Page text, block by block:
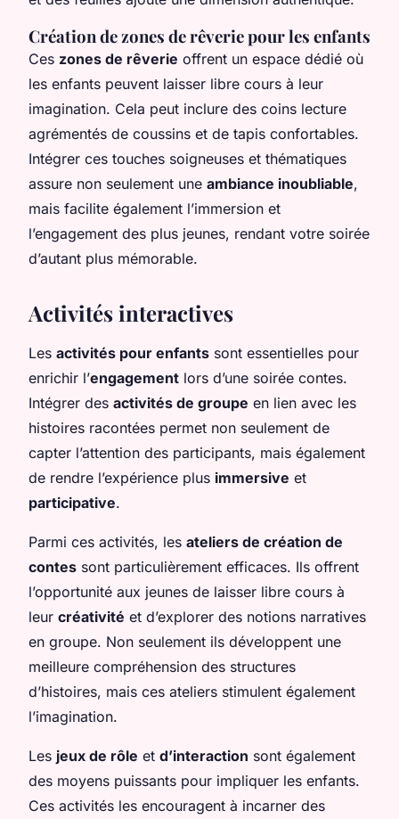
Création de zones de rêverie pour les enfants
Ces zones de rêverie offrent un espace dédié où
les enfants peuvent laisser libre cours à leur
imagination. Cela peut inclure des coins lecture
agrémentés de coussins et de tapis confortables.
Intégrer ces touches soigneuses et thématiques
assure non seulement une ambiance inoubliable,
mais facilite également l’immersion et
l’engagement des plus jeunes, rendant votre soirée
d’autant plus mémorable.
Activités interactives
Les activités pour enfants sont essentielles pour
enrichir l’engagement lors d’une soirée contes.
Intégrer des activités de groupe en lien avec les
histoires racontées permet non seulement de
capter l’attention des participants, mais également
de rendre l’expérience plus immersive et
participative.
Parmi ces activités, les ateliers de création de
contes sont particulièrement efficaces. Ils offrent
l’opportunité aux jeunes de laisser libre cours à
leur créativité et d’explorer des notions narratives
en groupe. Non seulement ils développent une
meilleure compréhension des structures
d’histoires, mais ces ateliers stimulent également
l’imagination.
Les jeux de rôle et d’interaction sont également
des moyens puissants pour impliquer les enfants.
Ces activités les encouragent à incarner des